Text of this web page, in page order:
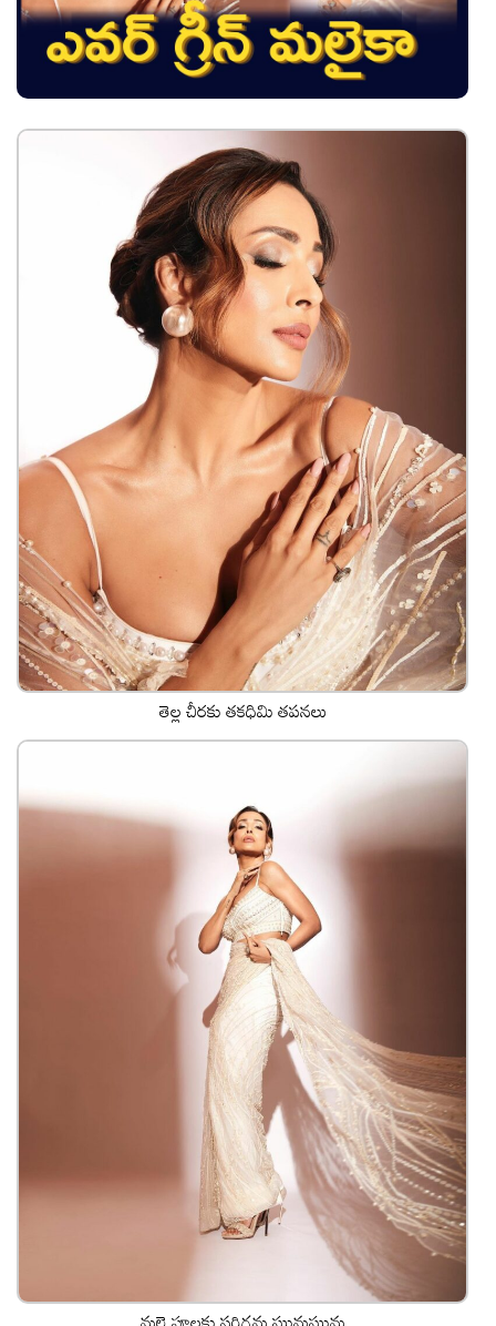
తెల్ల చీరకు తకధిమి తపనలు